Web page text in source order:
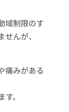
域制限のす
んが、
痛みがある
。